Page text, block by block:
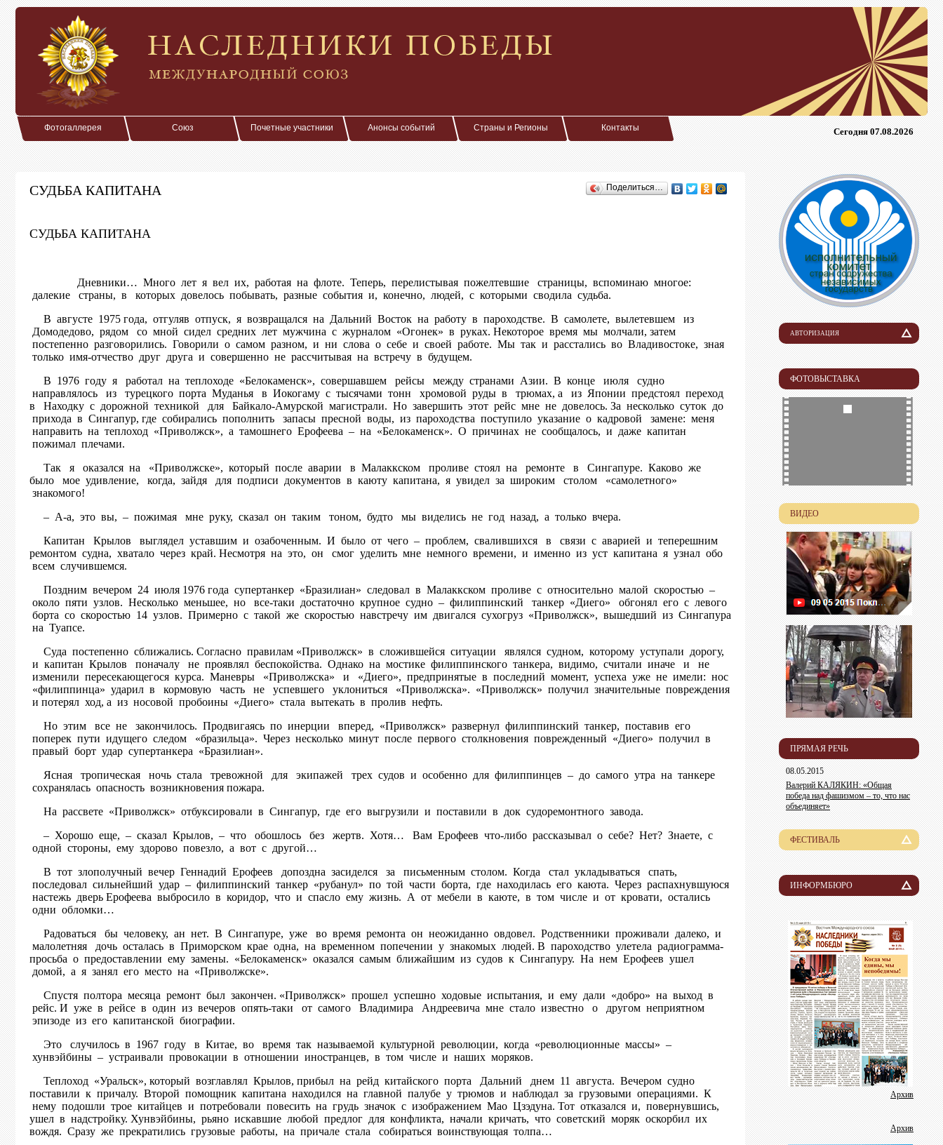
Фотогаллерея Союз Почетные участники Анонсы событий Страны и Регионы Контакты Сегодня 07.08.2026
Поделиться…
СУДЬБА КАПИТАНА
СУДЬБА КАПИТАНА
Дневники… Много лет я вел их, работая на флоте. Теперь, перелистывая пожелтевшие страницы, вспоминаю многое:
далекие страны, в которых довелось побывать, разные события и, конечно, людей, с которыми сводила судьба.
В августе 1975 года, отгуляв отпуск, я возвращался на Дальний Восток на работу в пароходстве. В самолете, вылетевшем из
Домодедово, рядом со мной сидел средних лет мужчина с журналом «Огонек» в руках. Некоторое время мы молчали, затем
постепенно разговорились. Говорили о самом разном, и ни слова о себе и своей работе. Мы так и расстались во Владивостоке, зная
только имя-отчество друг друга и совершенно не рассчитывая на встречу в будущем.
В 1976 году я работал на теплоходе «Белокаменск», совершавшем рейсы между странами Азии. В конце июля судно
направлялось из турецкого порта Муданья в Иокогаму с тысячами тонн хромовой руды в трюмах, а из Японии предстоял переход
в Находку с дорожной техникой для Байкало-Амурской магистрали. Но завершить этот рейс мне не довелось. За несколько суток до
прихода в Сингапур, где собирались пополнить запасы пресной воды, из пароходства поступило указание о кадровой замене: меня
направить на теплоход «Приволжск», а тамошнего Ерофеева – на «Белокаменск». О причинах не сообщалось, и даже капитан
пожимал плечами.
Так я оказался на «Приволжске», который после аварии в Малаккском проливе стоял на ремонте в Сингапуре. Каково же
было мое удивление, когда, зайдя для подписи документов в каюту капитана, я увидел за широким столом «самолетного»
знакомого!
– А-а, это вы, – пожимая мне руку, сказал он таким тоном, будто мы виделись не год назад, а только вчера.
Капитан Крылов выглядел уставшим и озабоченным. И было от чего – проблем, свалившихся в связи с аварией и теперешним
ремонтом судна, хватало через край. Несмотря на это, он смог уделить мне немного времени, и именно из уст капитана я узнал обо
всем случившемся.
Поздним вечером 24 июля 1976 года супертанкер «Бразилиан» следовал в Малаккском проливе с относительно малой скоростью –
около пяти узлов. Несколько меньшее, но все-таки достаточно крупное судно – филиппинский танкер «Диего» обгонял его с левого
борта со скоростью 14 узлов. Примерно с такой же скоростью навстречу им двигался сухогруз «Приволжск», вышедший из Сингапура
на Туапсе.
Суда постепенно сближались. Согласно правилам «Приволжск» в сложившейся ситуации являлся судном, которому уступали дорогу,
и капитан Крылов поначалу не проявлял беспокойства. Однако на мостике филиппинского танкера, видимо, считали иначе и не
изменили пересекающегося курса. Маневры «Приволжска» и «Диего», предпринятые в последний момент, успеха уже не имели: нос
«филиппинца» ударил в кормовую часть не успевшего уклониться «Приволжска». «Приволжск» получил значительные повреждения
и потерял ход, а из носовой пробоины «Диего» стала вытекать в пролив нефть.
Но этим все не закончилось. Продвигаясь по инерции вперед, «Приволжск» развернул филиппинский танкер, поставив его
поперек пути идущего следом «бразильца». Через несколько минут после первого столкновения поврежденный «Диего» получил в
правый борт удар супертанкера «Бразилиан».
Ясная тропическая ночь стала тревожной для экипажей трех судов и особенно для филиппинцев – до самого утра на танкере
сохранялась опасность возникновения пожара.
На рассвете «Приволжск» отбуксировали в Сингапур, где его выгрузили и поставили в док судоремонтного завода.
– Хорошо еще, – сказал Крылов, – что обошлось без жертв. Хотя… Вам Ерофеев что-либо рассказывал о себе? Нет? Знаете, с
одной стороны, ему здорово повезло, а вот с другой…
В тот злополучный вечер Геннадий Ерофеев допоздна засиделся за письменным столом. Когда стал укладываться спать,
последовал сильнейший удар – филиппинский танкер «рубанул» по той части борта, где находилась его каюта. Через распахнувшуюся
настежь дверь Ерофеева выбросило в коридор, что и спасло ему жизнь. А от мебели в каюте, в том числе и от кровати, остались
одни обломки…
Радоваться бы человеку, ан нет. В Сингапуре, уже во время ремонта он неожиданно овдовел. Родственники проживали далеко, и
малолетняя дочь осталась в Приморском крае одна, на временном попечении у знакомых людей. В пароходство улетела радиограмма-
просьба о предоставлении ему замены. «Белокаменск» оказался самым ближайшим из судов к Сингапуру. На нем Ерофеев ушел
домой, а я занял его место на «Приволжске».
Спустя полтора месяца ремонт был закончен. «Приволжск» прошел успешно ходовые испытания, и ему дали «добро» на выход в
рейс. И уже в рейсе в один из вечеров опять-таки от самого Владимира Андреевича мне стало известно о другом неприятном
эпизоде из его капитанской биографии.
Это случилось в 1967 году в Китае, во время так называемой культурной революции, когда «революционные массы» –
хунвэйбины – устраивали провокации в отношении иностранцев, в том числе и наших моряков.
Теплоход «Уральск», который возглавлял Крылов, прибыл на рейд китайского порта Дальний днем 11 августа. Вечером судно
поставили к причалу. Второй помощник капитана находился на главной палубе у трюмов и наблюдал за грузовыми операциями. К
нему подошли трое китайцев и потребовали повесить на грудь значок с изображением Мао Цзэдуна. Тот отказался и, повернувшись,
ушел в надстройку. Хунвэйбины, рьяно искавшие любой предлог для конфликта, начали кричать, что советский моряк оскорбил их
вождя. Сразу же прекратились грузовые работы, на причале стала собираться воинствующая толпа…
АВТОРИЗАЦИЯ
Логин
Пароль
ФОТОВЫСТАВКА
ВИДЕО
ПРЯМАЯ РЕЧЬ
08.05.2015
Валерий КАЛЯКИН: «Общая
победа над фашизмом – то, что нас
объединяет»
ФЕСТИВАЛЬ
История
Лауреаты
Организационный комитет
Информация для участников
Дневник фестиваля
ИНФОРМБЮРО
Новости
Пресса о нас
Фотогалерея
Аудиоролики
Видеогалерея
Пресс-релизы
Школа журналистики
В помощь защитнику отечества
Методичка
Социальные ролики
Аналитика
Архив
Архив